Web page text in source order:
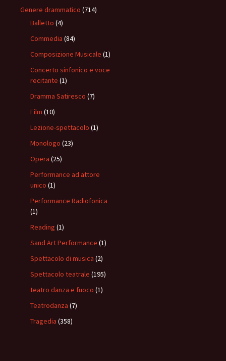
Genere drammatico (714)
Balletto (4)
Commedia (84)
Composizione Musicale (1)
Concerto sinfonico e voce
recitante (1)
Dramma Satiresco (7)
Film (10)
Lezione-spettacolo (1)
Monologo (23)
Opera (25)
Performance ad attore
unico (1)
Performance Radiofonica
(1)
Reading (1)
Sand Art Performance (1)
Spettacolo di musica (2)
Spettacolo teatrale (195)
teatro danza e fuoco (1)
Teatrodanza (7)
Tragedia (358)